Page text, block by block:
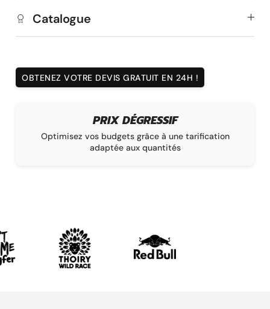
Catalogue
OBTENEZ VOTRE DEVIS GRATUIT EN 24H !
PRIX DÉGRESSIF
Optimisez vos budgets grâce à une tarification
adaptée aux quantités